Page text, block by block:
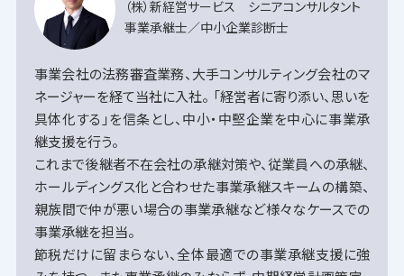
（株）新経営サービス シニアコンサルタント
事業承継士／中小企業診断士
事業会社の法務審査業務、大手コンサルティング会社のマ
ネージャーを経て当社に入社。 「経営者に寄り添い、思いを
具体化する」を信条とし、中小・中堅企業を中心に事業承
継支援を行う。
これまで後継者不在会社の承継対策や、従業員への承継、
ホールディングス化と合わせた事業承継スキームの構築、
親族間で仲が悪い場合の事業承継など様々なケースでの
事業承継を担当。
節税だけに留まらない、全体最適での事業承継支援に強